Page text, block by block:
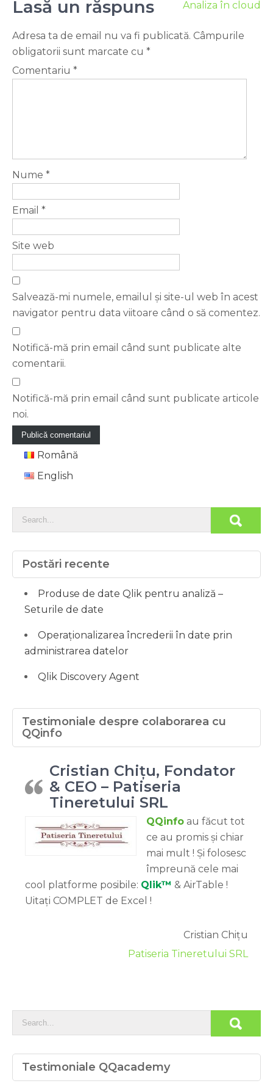
Analiza în cloud
Lasă un răspuns
Adresa ta de email nu va fi publicată. Câmpurile
obligatorii sunt marcate cu *
Comentariu *
Nume *
Email *
Site web
Salvează-mi numele, emailul și site-ul web în acest
navigator pentru data viitoare când o să comentez.
Notifică-mă prin email când sunt publicate alte
comentarii.
Notifică-mă prin email când sunt publicate articole
noi.
Română
English
Postări recente
Produse de date Qlik pentru analiză –
Seturile de date
Operaționalizarea încrederii în date prin
administrarea datelor
Qlik Discovery Agent
Testimoniale despre colaborarea cu
QQinfo
Cristian Chițu, Fondator
& CEO – Patiseria
Tineretului SRL
QQinfo au făcut tot
ce au promis și chiar
mai mult ! Și folosesc
împreună cele mai
cool platforme posibile: Qlik™ & AirTable !
Uitați COMPLET de Excel !
Cristian Chițu
Patiseria Tineretului SRL
Testimoniale QQacademy